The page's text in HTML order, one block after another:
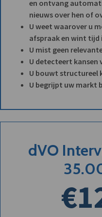
en ontvang
nieuws over hen of
U weet waarover u
afspraak en wint
U mist geen
U detecteert kansen
U bouwt structureel
U begrijpt uw markt
dVO